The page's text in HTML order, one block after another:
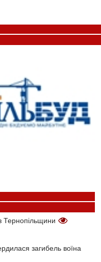
Тернопільщини
загибель воїна